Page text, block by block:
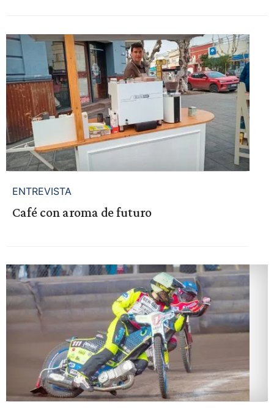
ENTREVISTA
Café con aroma de futuro